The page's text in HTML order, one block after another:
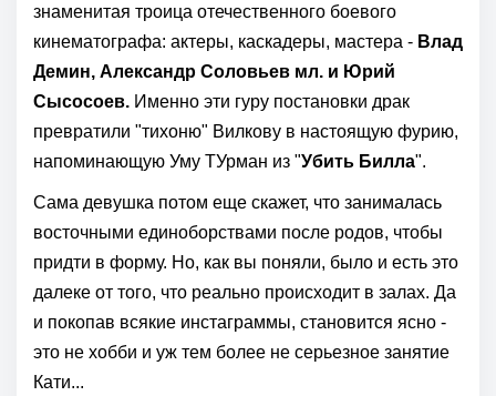
знаменитая троица отечественного боевого
кинематографа: актеры, каскадеры, мастера - Влад
Демин, Александр Соловьев мл. и Юрий
Сысосоев. Именно эти гуру постановки драк
превратили "тихоню" Вилкову в настоящую фурию,
напоминающую Уму ТУрман из "Убить Билла".
Сама девушка потом еще скажет, что занималась
восточными единоборствами после родов, чтобы
придти в форму. Но, как вы поняли, было и есть это
далеке от того, что реально происходит в залах. Да
и покопав всякие инстаграммы, становится ясно -
это не хобби и уж тем более не серьезное занятие
Кати...